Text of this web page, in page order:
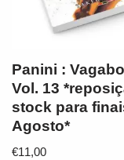
Panini :
Vol. 13
stock para
Agosto*
€11,00